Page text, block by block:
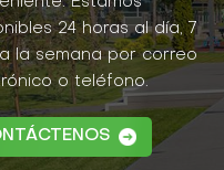
24 horas al día, 7
la semana por correo
o teléfono.